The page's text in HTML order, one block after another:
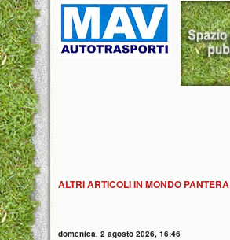
ALTRI ARTICOLI IN MONDO PANTERA
domenica, 2 agosto 2026, 16:46